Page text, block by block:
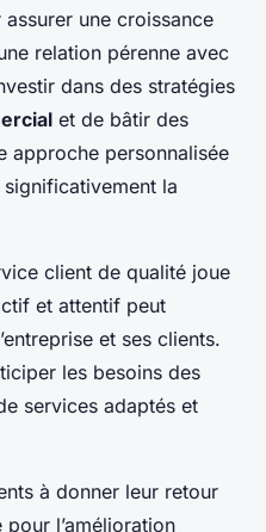
une croissance
relation pérenne avec
dans des stratégies
et de bâtir des
approche personnalisée
la
client de qualité joue
et attentif peut
et ses clients.
les besoins des
services adaptés et
à donner leur retour
pour l’amélioration